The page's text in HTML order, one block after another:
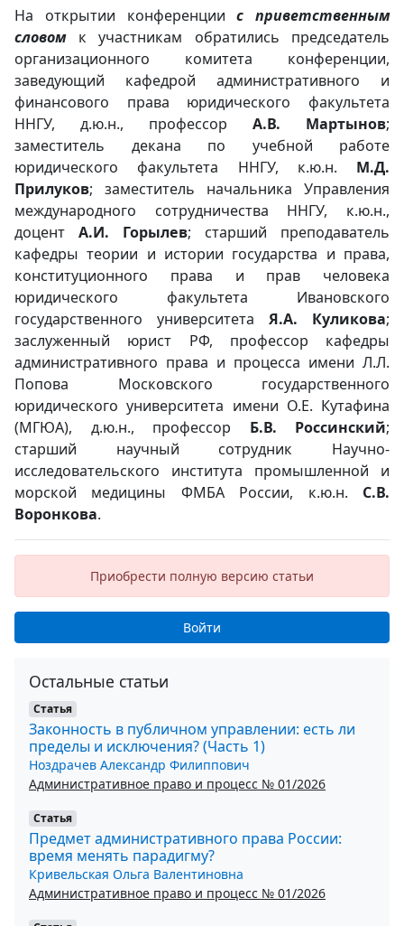
На открытии конференциис приветственным
словомк участникам обратились председатель
организационного комитета конференции,
заведующий кафедрой административного и
финансового права юридического факультета
ННГУ, д.ю.н., профессор А.В. Мартынов;
заместитель декана по учебной работе
юридического факультета ННГУ, к.ю.н. М.Д.
Прилуков; заместитель начальника Управления
международного сотрудничества ННГУ, к.ю.н.,
доцент А.И. Горылев; старший преподаватель
кафедры теории и истории государства и права,
конституционного права и прав человека
юридического факультета Ивановского
государственного университета Я.А. Куликова;
заслуженный юрист РФ, профессор кафедры
административного права и процесса имени Л.Л.
Попова Московского государственного
юридического университета имени О.Е. Кутафина
(МГЮА), д.ю.н., профессор Б.В. Россинский;
старший научный сотрудник Научно-
исследовательского института промышленной и
морской медицины ФМБА России, к.ю.н. С.В.
Воронкова.
Приобрести полную версию статьи
Войти
Остальные статьи
Статья
Законность в публичном управлении: есть ли
пределы и исключения? (Часть 1)
Ноздрачев Александр Филиппович
Административное право и процесс № 01/2026
Статья
Предмет административного права России:
время менять парадигму?
Кривельская Ольга Валентиновна
Административное право и процесс № 01/2026